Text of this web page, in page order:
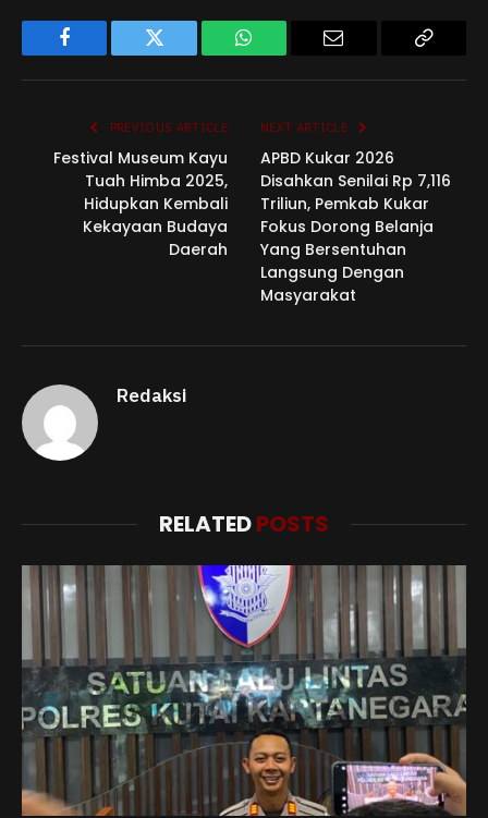
Facebook Twitter WhatsApp
PREVIOUS ARTICLE
Festival Museum Kayu
Tuah Himba 2025,
Hidupkan Kembali
Kekayaan Budaya
Daerah
NEXT ARTICLE
APBD Kukar 2026
Disahkan Senilai Rp 7,116
Triliun, Pemkab Kukar
Fokus Dorong Belanja
Yang Bersentuhan
Langsung Dengan
Masyarakat
Redaksi
RELATEDPOSTS